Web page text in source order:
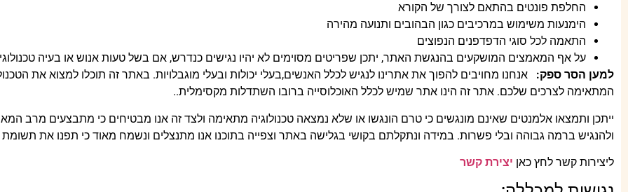
החלפת פונטים בהתאם לצורך של הקורא
הימנעות משימוש במרכיבים כגון הבהובים ותנועה מהירה
התאמה לכל סוגי הדפדפנים הנפוצים
על אף המאמצים המושקעים בהנגשת האתר, יתכן שפריטים מסוימים לא יהיו נגישים כנדרש, אם בשל טעות אנוש או בעיה
למען הסר ספק: אנחנו מחויבים להפוך את אתרינו לנגיש לכלל האנשים,בעלי יכולות ובעלי מוגבלויות. באתר זה תוכלו למצוא את
המתאימה לצרכים שלכם. אתר זה הינו אתר שמיש לכלל האוכלוסייה ברובו השתדלות מקסימלית..
ייתכן ותמצאו אלמנטים שאינם מונגשים כי טרם הונגשו או שלא נמצאה טכנולוגיה מתאימה ולצד זה אנו מבטיחים כי מתבצעים מרב
ולהנגיש ברמה גבוהה ובלי פשרות. במידה ונתקלתם בקושי בגלישה באתר וצפייה בתוכנו אנו מתנצלים ונשמח מאוד כי תפנו את תשומת
ליצירות קשר לחץ כאן יצירת קשר